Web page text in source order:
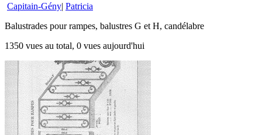
Capitain-Gény| Patricia
Balustrades pour rampes, balustres G et H, candélabre
1350 vues au total, 0 vues aujourd'hui